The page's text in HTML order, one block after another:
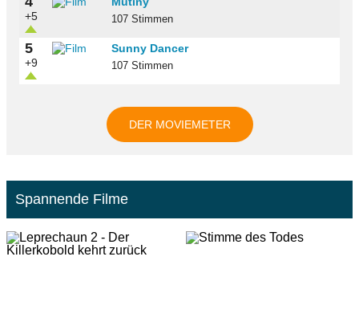
+5 107 Stimmen
5
+9
Sunny Dancer
107 Stimmen
DER MOVIEMETER
Spannende Filme